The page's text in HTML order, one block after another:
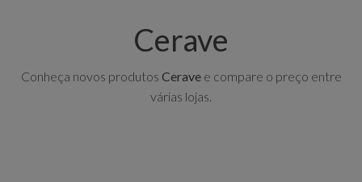
Cerave
Conheça novos produtos Ceravee compare o preço entre
várias lojas.